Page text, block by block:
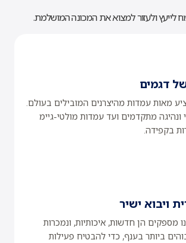
לייעץ ולעזור למצוא את המכונה המושלמת.
דגמים
מאות עמדות מהיצרנים המובילים בעולם.
ונהיגה מתקדמים ועד עמדות מולטי-גיימ
בקפידה.
ויבוא ישיר
מספקים הן חדשות, איכותיות, ונמכרות
ביותר בענף, כדי להבטיח פעילות